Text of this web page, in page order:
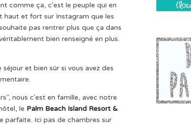
comme ça, c'est le peuple qui en
haut et fort sur Instagram que les
pas rentrer plus que ça dans
bien renseigné en plus.
et bien sûr si vous avez des
nous c'est en famille, avec notre
le Palm Beach Island Resort &
parfaite. Ici pas de chambres sur